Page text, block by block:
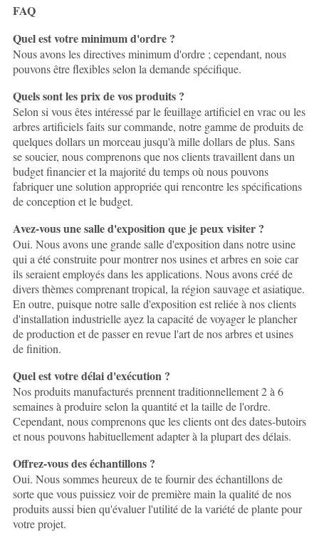
FAQ
Quel est votre minimum d'ordre ?
Nous avons les directives minimum d'ordre ; cependant, nous
pouvons être flexibles selon la demande spécifique.
Quels sont les prix de vos produits ?
Selon si vous êtes intéressé par le feuillage artificiel en vrac ou les
arbres artificiels faits sur commande, notre gamme de produits de
quelques dollars un morceau jusqu'à mille dollars de plus. Sans
se soucier, nous comprenons que nos clients travaillent dans un
budget financier et la majorité du temps où nous pouvons
fabriquer une solution appropriée qui rencontre les spécifications
de conception et le budget.
Avez-vous une salle d'exposition que je peux visiter ?
Oui. Nous avons une grande salle d'exposition dans notre usine
qui a été construite pour montrer nos usines et arbres en soie car
ils seraient employés dans les applications. Nous avons créé de
divers thèmes comprenant tropical, la région sauvage et asiatique.
En outre, puisque notre salle d'exposition est reliée à nos clients
d'installation industrielle ayez la capacité de voyager le plancher
de production et de passer en revue l'art de nos arbres et usines
de finition.
Quel est votre délai d'exécution ?
Nos produits manufacturés prennent traditionnellement 2 à 6
semaines à produire selon la quantité et la taille de l'ordre.
Cependant, nous comprenons que les clients ont des dates-butoirs
et nous pouvons habituellement adapter à la plupart des délais.
Offrez-vous des échantillons ?
Oui. Nous sommes heureux de te fournir des échantillons de
sorte que vous puissiez voir de première main la qualité de nos
produits aussi bien qu'évaluer l'utilité de la variété de plante pour
votre projet.